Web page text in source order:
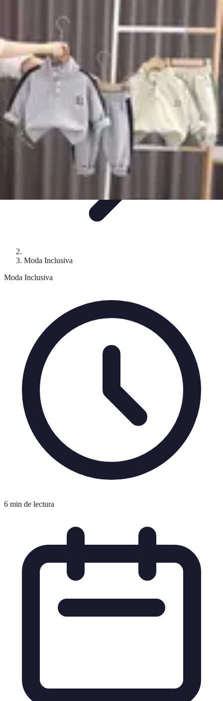
Consejos de Estilo
AccesoriosTendencias
Estilo Para Todos
Moda Inclusiva
Moda Inclusiva
6 min de lectura